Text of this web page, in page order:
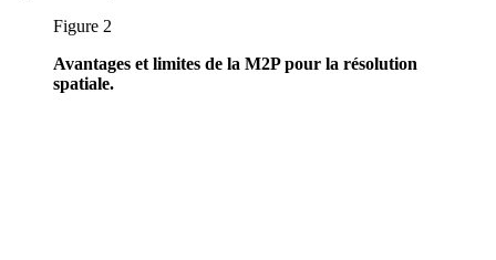
Figure 2
Avantages et limites de la M2P pour la résolution
spatiale.